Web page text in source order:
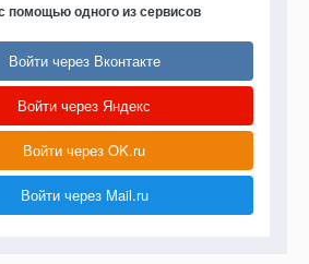
помощью одного из сервисов
Войти через Вконтакте
Войти через Яндекс
Войти через OK.ru
Войти через Mail.ru